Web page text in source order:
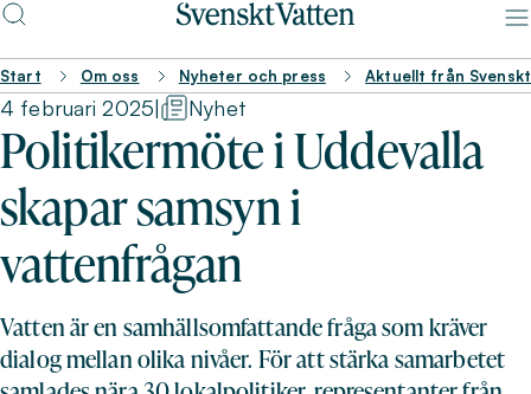
Start Om oss Nyheter och press Aktuellt från
4 februari 2025| Nyhet
Politikermöte i Uddevalla
skapar samsyn i
vattenfrågan
Vatten är en samhällsomfattande fråga som kräver
dialog mellan olika nivåer. För att stärka samarbetet